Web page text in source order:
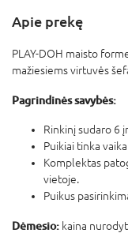
Apie prekę
PLAY-DOH maisto
mažiesiems virtuvės
Pagrindinės savybės:
Rinkinį sudaro 6
Puikiai tinka
Komplektas
vietoje.
Puikus
Dėmesio: kaina